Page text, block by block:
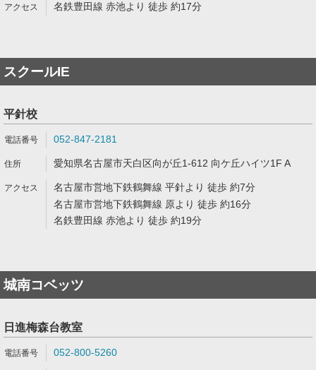
名鉄豊田線 赤池より 徒歩 約17分
スクールIE
平針校
052-847-2181
愛知県名古屋市天白区向が丘1-612 向ケ丘ハイツ1F A
名古屋市営地下鉄鶴舞線 平針より 徒歩 約7分
名古屋市営地下鉄鶴舞線 原より 徒歩 約16分
名鉄豊田線 赤池より 徒歩 約19分
城南コベッツ
日進梅森台教室
052‐800‐5260